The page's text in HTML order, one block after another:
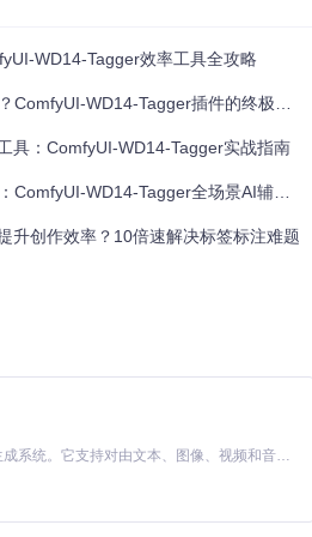
证识别准确性。通过滑动条直观调整，
签，整个过程模拟了人类观察-理解-描述
WD14-Tagger效率工具全攻略
WD14-Tagger插件的终极指南
具：ComfyUI-WD14-Tagger实战指南
WD14-Tagger全场景AI辅助工具应用指南
升创作效率？10倍速解决标签标注难题
MiniMax H3 是一个通用的全模态生成系统。它支持对由文本、图像、视频和音频组成的多模态上下文进行统一理解，并能生成分辨率高达 2K、时长可达 15 秒的带原生立体声音频的视频。得益于面向任务泛化的系统设计，H3 在预训练阶段就已具备广泛的多模态上下文理解与生成能力，能够出色地执行复杂的多模态指令。